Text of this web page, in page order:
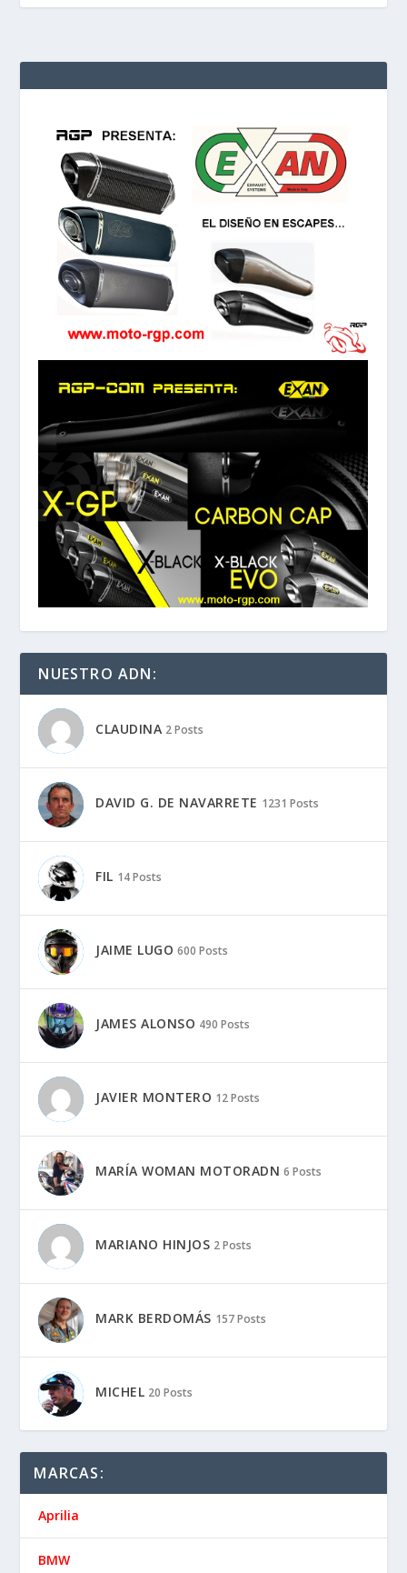
NUESTRO ADN:
CLAUDINA 2 Posts
DAVID G. DE NAVARRETE 1231 Posts
FIL 14 Posts
JAIME LUGO 600 Posts
JAMES ALONSO 490 Posts
JAVIER MONTERO 12 Posts
MARÍA WOMAN MOTORADN 6 Posts
MARIANO HINJOS 2 Posts
MARK BERDOMÁS 157 Posts
MICHEL 20 Posts
MARCAS:
Aprilia
BMW